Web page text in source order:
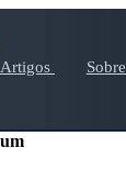
Artigos Sobre